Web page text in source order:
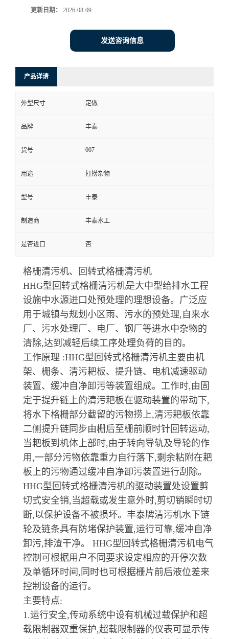
更新日期： 2026-08-09
发送咨询信息
产品详请
外型尺寸 定做
品牌 丰泰
货号 007
用途 打捞杂物
型号 丰泰
制造商 丰泰水工
是否进口 否
格栅清污机、回转式格栅清污机
HHG型回转式格栅清污机是大中型给排水工程
设施中水源进口处预处理的理想设备。广泛应
用于城镇与规划小区雨、污水的预处理,自来水
厂、污水处理厂、电厂、钢厂等进水中杂物的
清除,达到减轻后续工序处理负荷的目的。
工作原理 :HHG型回转式格栅清污机主要由机
架、栅条、清污耙板、提升链、电机减速驱动
装置、缓冲自净卸污等装置组成。工作时,由固
定于提升链上的清污耙板在驱动装置的带动下,
将水下格栅部分截留的污物捞上,清污耙板依靠
二侧提升链同步由栅后至栅前顺时针回转运动,
当耙板到机体上部时,由于转向导轨及导轮的作
用,一部分污物依靠重力自行落下,剩余粘附在耙
板上的污物通过缓冲自净卸污装置进行刮除。
HHG型回转式格栅清污机的驱动装置处设置剪
切式安全销,当超载或发生意外时,剪切销瞬时切
断,以保护设备不被损坏。丰泰牌清污机水下链
轮及链条具有防堵保护装置,运行可靠,缓冲自净
卸污,排渣干净。 HHG型回转式格栅清污机电气
控制可根据用户不同要求设定相应的开停次数
及单循环时间,同时也可根据栅片前后液位差来
控制设备的运行。
主要特点:
1.运行安全,传动系统中设有机械过载保护和超
载限制器双重保护,超载限制器的仪表可显示传